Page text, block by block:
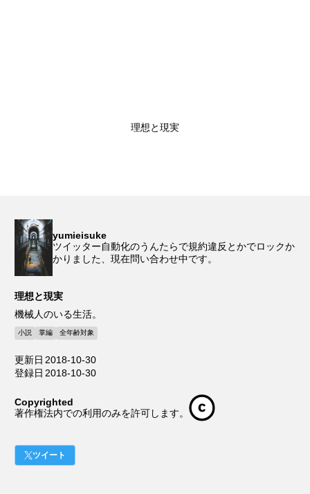
理想と現実
yumieisuke
ツイッター自動化のうんたらで規約違反とかでロックか
かりました、現在問い合わせ中です。
理想と現実
機械人のいる生活。
小説 掌編 全年齢対象
更新日 2018-10-30
登録日 2018-10-30
Copyrighted
著作権法内での利用のみを許可します。
ツイート